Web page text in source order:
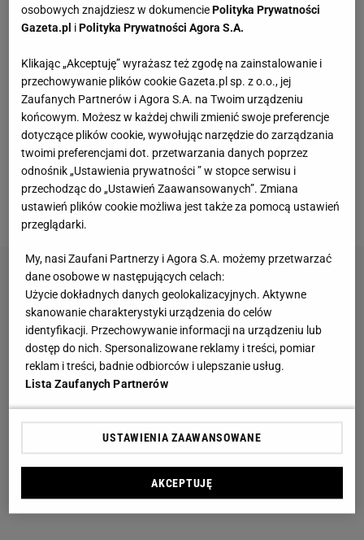
tylko dobre wspomnienia, a nie ślady na skórze
MATERIAŁ PROMOCYJNY
W Sinsay zostały ostatnie sztuki - te firany za 25
zł odmieniły mój salon
Ta luksusowa enklawa na Phuket była kiedyś
kopalnią cyny. Jak "blizna" na mapie wyspy stała
osobowych znajdziesz w dokumenciePolityka Prywatności
Gazeta.pl iPolityka Prywatności Agora S.A.
Klikając „Akceptuję” wyrażasz też zgodę na zainstalowanie i
przechowywanie plików cookie Gazeta.pl sp. z o.o., jej
Zaufanych Partnerów i Agora S.A. na Twoim urządzeniu
końcowym. Możesz w każdej chwili zmienić swoje preferencje
dotyczące plików cookie, wywołując narzędzie do zarządzania
twoimi preferencjami dot. przetwarzania danych poprzez
odnośnik „Ustawienia prywatności ” w stopce serwisu i
przechodząc do „Ustawień Zaawansowanych”. Zmiana
ustawień plików cookie możliwa jest także za pomocą ustawień
przeglądarki.
My, nasi Zaufani Partnerzy i Agora S.A. możemy przetwarzać
dane osobowe w następujących celach:
Użycie dokładnych danych geolokalizacyjnych. Aktywne
skanowanie charakterystyki urządzenia do celów
identyfikacji. Przechowywanie informacji na urządzeniu lub
dostęp do nich. Spersonalizowane reklamy i treści, pomiar
reklam i treści, badnie odbiorców i ulepszanie usług.
Lista Zaufanych Partnerów
USTAWIENIA ZAAWANSOWANE
AKCEPTUJĘ